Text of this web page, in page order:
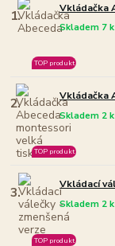
1. Vkládačka
Skladem 7
TOP produkt
2. Vkládačka
Skladem 2
TOP produkt
3. Vkládací
Skladem 2
TOP produkt